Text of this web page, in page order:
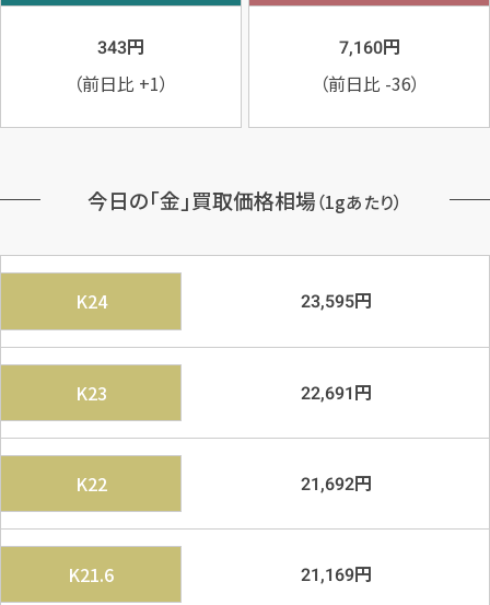
343円
（前日比 +1）
7,160円
（前日比 -36）
今日の「金」買取価格相場（1gあたり）
K24 23,595円
K23 22,691円
K22 21,692円
K21.6 21,169円